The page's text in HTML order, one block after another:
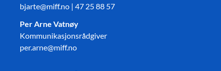
bjarte@miff.no | 47 25 88 57
Per Arne Vatnøy
Kommunikasjonsrådgiver
per.arne@miff.no